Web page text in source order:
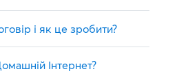
і як це зробити?
Інтернет?